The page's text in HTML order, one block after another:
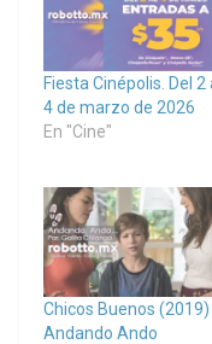
Fiesta Cinépolis. Del 2
4 de marzo de 2026
En "Cine"
Chicos Buenos (2019) |
Andando Ando